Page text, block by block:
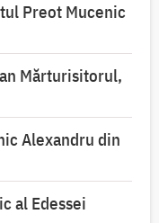
Preot Mucenic
Mărturisitorul,
Alexandru din
al Edessei